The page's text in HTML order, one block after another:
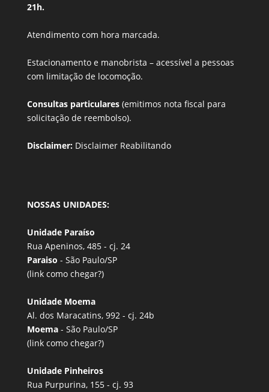
21h.
Atendimento com hora marcada.
Estacionamento e manobrista – acessível a pessoas
com limitação de locomoção.
Consultas particulares (emitimos nota fiscal para
solicitação de reembolso).
Disclaimer: Disclaimer Reabilitando
NOSSAS UNIDADES:
Unidade Paraíso
Rua Apeninos, 485 - cj. 24
Paraiso - São Paulo/SP
(link como chegar?)
Unidade Moema
Al. dos Maracatins, 992 - cj. 24b
Moema - São Paulo/SP
(link como chegar?)
Unidade Pinheiros
Rua Purpurina, 155 - cj. 93